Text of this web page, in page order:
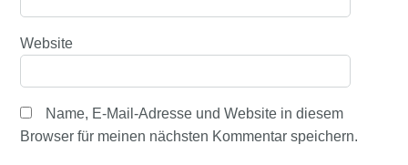
Website
Name, E-Mail-Adresse und Website in diesem
Browser für meinen nächsten Kommentar speichern.